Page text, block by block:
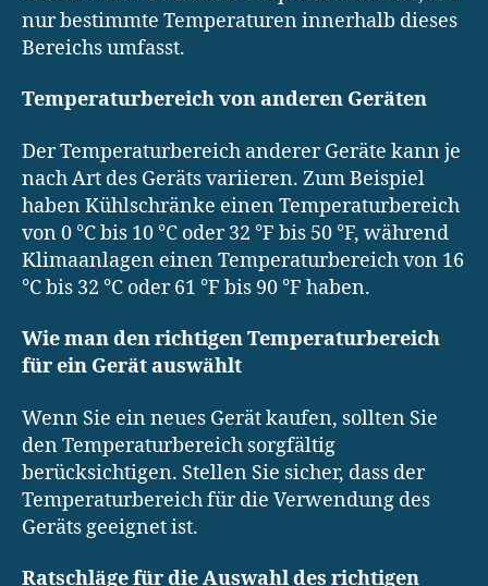
nur bestimmte Temperaturen innerhalb dieses
Bereichs umfasst.
Temperaturbereich von anderen Geräten
Der Temperaturbereich anderer Geräte kann je
nach Art des Geräts variieren. Zum Beispiel
haben Kühlschränke einen Temperaturbereich
von 0 °C bis 10 °C oder 32 °F bis 50 °F, während
Klimaanlagen einen Temperaturbereich von 16
°C bis 32 °C oder 61 °F bis 90 °F haben.
Wie man den richtigen Temperaturbereich
für ein Gerät auswählt
Wenn Sie ein neues Gerät kaufen, sollten Sie
den Temperaturbereich sorgfältig
berücksichtigen. Stellen Sie sicher, dass der
Temperaturbereich für die Verwendung des
Geräts geeignet ist.
Ratschläge für die Auswahl des richtigen